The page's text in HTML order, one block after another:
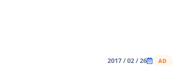
AD
26 / 02 / 2017